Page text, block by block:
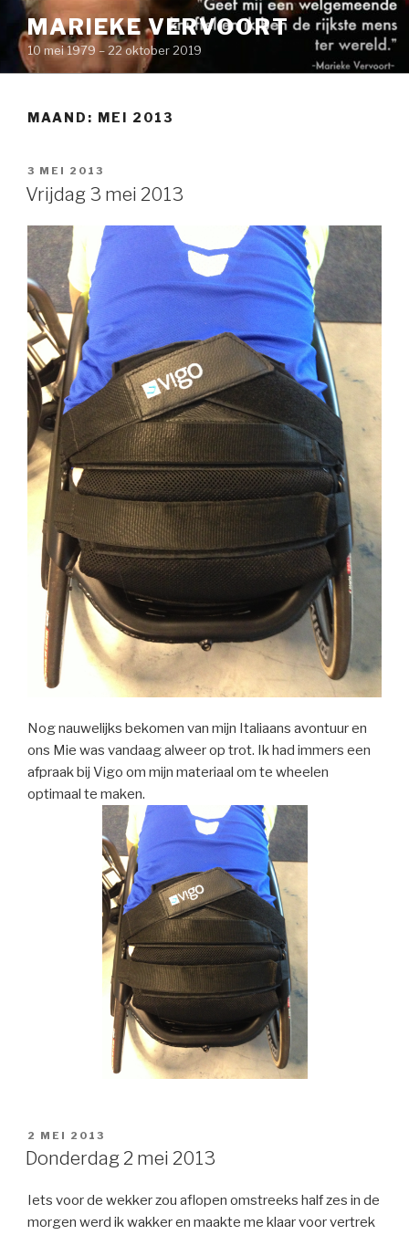
Naar
inhoud
springen
MARIEKE VERVOORT
10 mei 1979 – 22 oktober 2019
MAAND: MEI 2013
GEPLAATST
OP
3 MEI 2013
Vrijdag 3 mei 2013
Nog nauwelijks bekomen van mijn Italiaans avontuur en
ons Mie was vandaag alweer op trot. Ik had immers een
afpraak bij Vigo om mijn materiaal om te wheelen
optimaal te maken.
GEPLAATST
OP
2 MEI 2013
Donderdag 2 mei 2013
Iets voor de wekker zou aflopen omstreeks half zes in de
morgen werd ik wakker en maakte me klaar voor vertrek